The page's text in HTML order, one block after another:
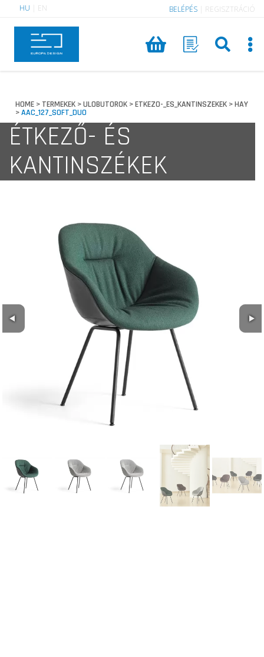
HU EN BELÉPÉS REGISZTRÁCIÓ
HOME > TERMEKEK >ULOBUTOROK >ETKEZO-_ES_KANTINSZEKEK >HAY
>AAC_127_SOFT_DUO
ÉTKEZŐ- ÉS
KANTINSZÉKEK